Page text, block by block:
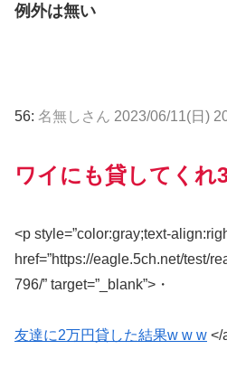
例外は無い
56: 名無しさん 2023/06/11(日)
ワイにも貸してくれ
<p style=”color:gray;text-
href=”https://eagle.5ch.net/test/
796/” target=”_blank”>・
友達に2万円貸した結果w w w </